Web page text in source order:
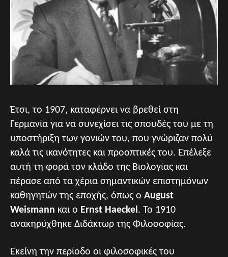
Έτσι, το 1907, καταφέρνει να βρεθεί στη
Γερμανία για να συνεχίσει τις σπουδές του με τη
υποστήριξη των γονιών του, που γνώριζαν πολύ
καλά τις ικανότητες και προοπτικές του. Επέλεξε
αυτή τη φορά τον κλάδο της Βιολογίας και
πέρασε από τα χέρια σημαντικών επιστημόνων
καθηγητών της εποχής, όπως ο August
Weismann και ο Ernst Haeckel . Το 1910
ανακηρύχθηκε Διδάκτωρ της Φιλοσοφίας.
Εκείνη την περίοδο οι φιλοσοφικές του